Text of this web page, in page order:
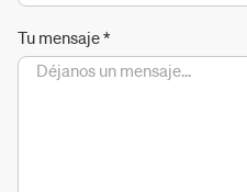
Tu mensaje*